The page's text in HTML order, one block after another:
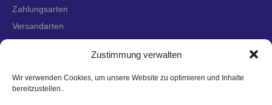
Zustimmung verwalten
Wir verwenden Cookies, um unsere Website zu optimieren und Inhalte
bereitzustellen..
Zahlungsarten
Versandarten
Datenschutzerklärung
Impressum